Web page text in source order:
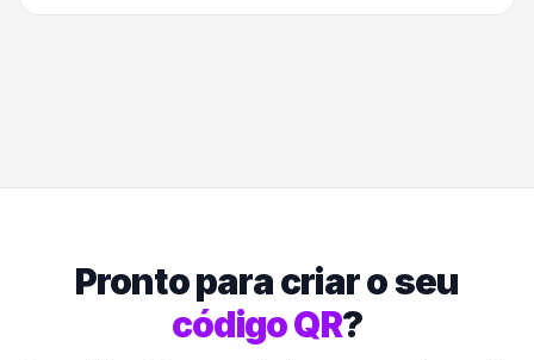
Pronto para criar o seu
código QR?